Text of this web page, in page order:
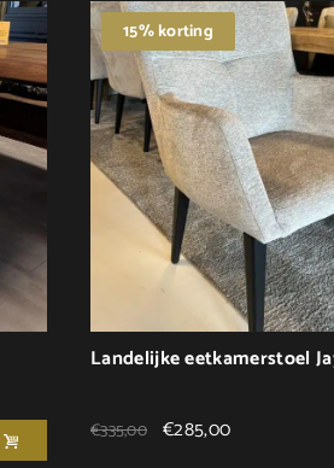
15% korting
Landelijke eetkamerstoel
€335,00 €285,00